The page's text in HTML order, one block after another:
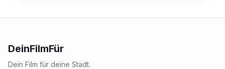
DeinFilmFür
Dein Film für deine Stadt.